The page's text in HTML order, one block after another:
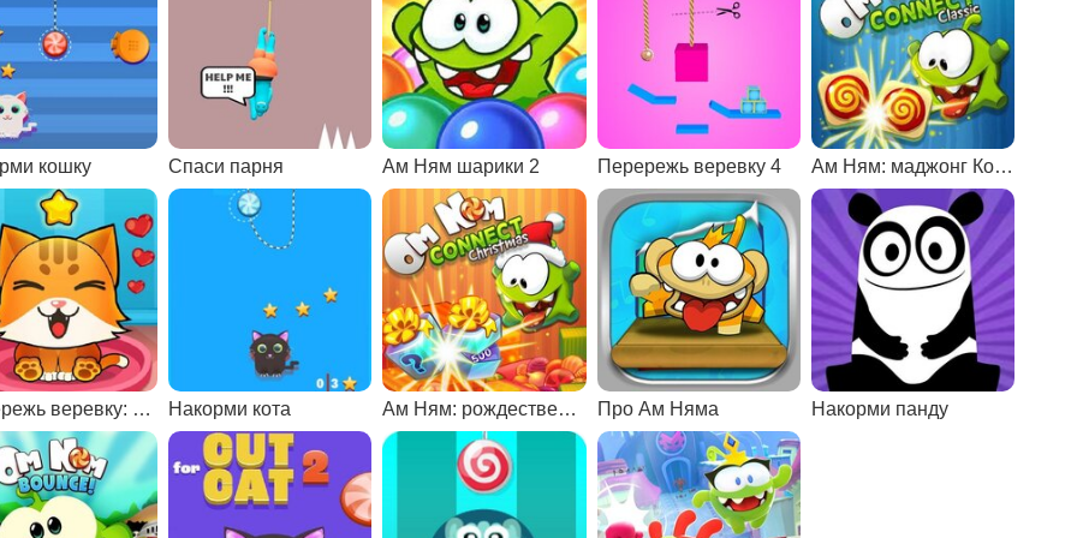
кошку Спаси парня Ам Ням шарики 2 Перережь веревку 4 Ам Ням: маджонг Коннект
Перережь веревку: накорми кошку Накорми кота Ам Ням: рождественский Коннект Про Ам Няма Накорми панду